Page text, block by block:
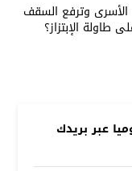
وترفع السقف
طاولة الإبتزاز؟
عبر بريدك